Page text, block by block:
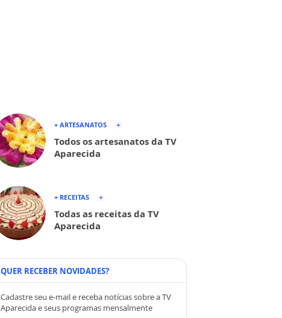
+ ARTESANATOS
Todos os artesanatos da TV
Aparecida
+ RECEITAS
Todas as receitas da TV
Aparecida
QUER RECEBER NOVIDADES?
Cadastre seu e-mail e receba notícias sobre a TV
Aparecida e seus programas mensalmente